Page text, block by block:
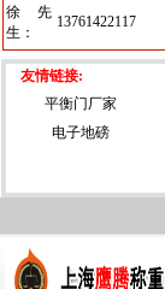
徐先
生：
13761422117
友情链接:
平衡门厂家
电子地磅